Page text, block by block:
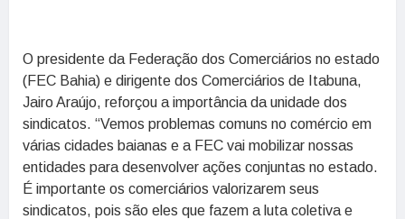
O presidente da Federação dos Comerciários no estado
(FEC Bahia) e dirigente dos Comerciários de Itabuna,
Jairo Araújo, reforçou a importância da unidade dos
sindicatos. “Vemos problemas comuns no comércio em
várias cidades baianas e a FEC vai mobilizar nossas
entidades para desenvolver ações conjuntas no estado.
É importante os comerciários valorizarem seus
sindicatos, pois são eles que fazem a luta coletiva e